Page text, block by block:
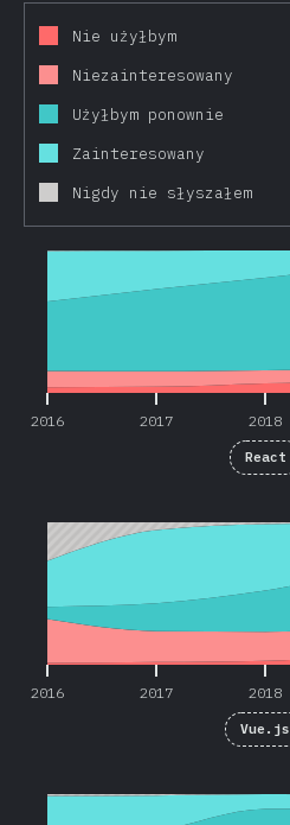
Nie użyłbym
Niezainteresowany
Użyłbym ponownie
Zainteresowany
Nigdy nie słyszałem
2016 2017 2018
2016 2017 2018
React
2016 2017 2018
Vue.js